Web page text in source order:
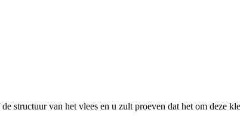
structuur van het vlees en u zult proeven dat het om deze